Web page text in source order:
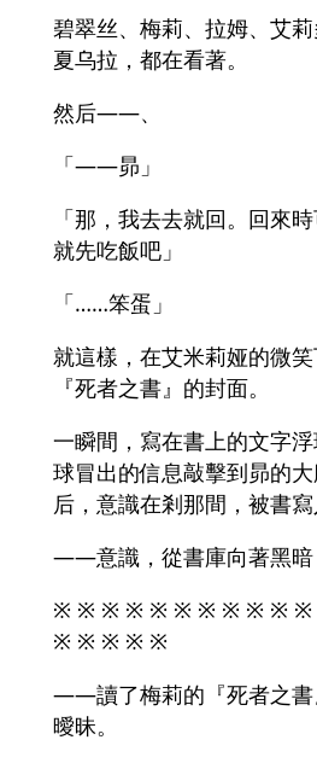
碧翠丝、梅莉、拉姆、艾莉
夏乌拉，都在看著。
然后――、
「――昴」
「那，我去去就回。回來
就先吃飯吧」
「……笨蛋」
就這樣，在艾米莉娅的微
『死者之書』的封面。
一瞬間，寫在書上的文字
球冒出的信息敲擊到昴的
后，意識在剎那間，被書
――意識，從書庫向著黑暗
※ ※ ※ ※ ※ ※ ※ ※ ※ ※
※ ※ ※ ※ ※
――讀了梅莉的『死者之書
曖昧。